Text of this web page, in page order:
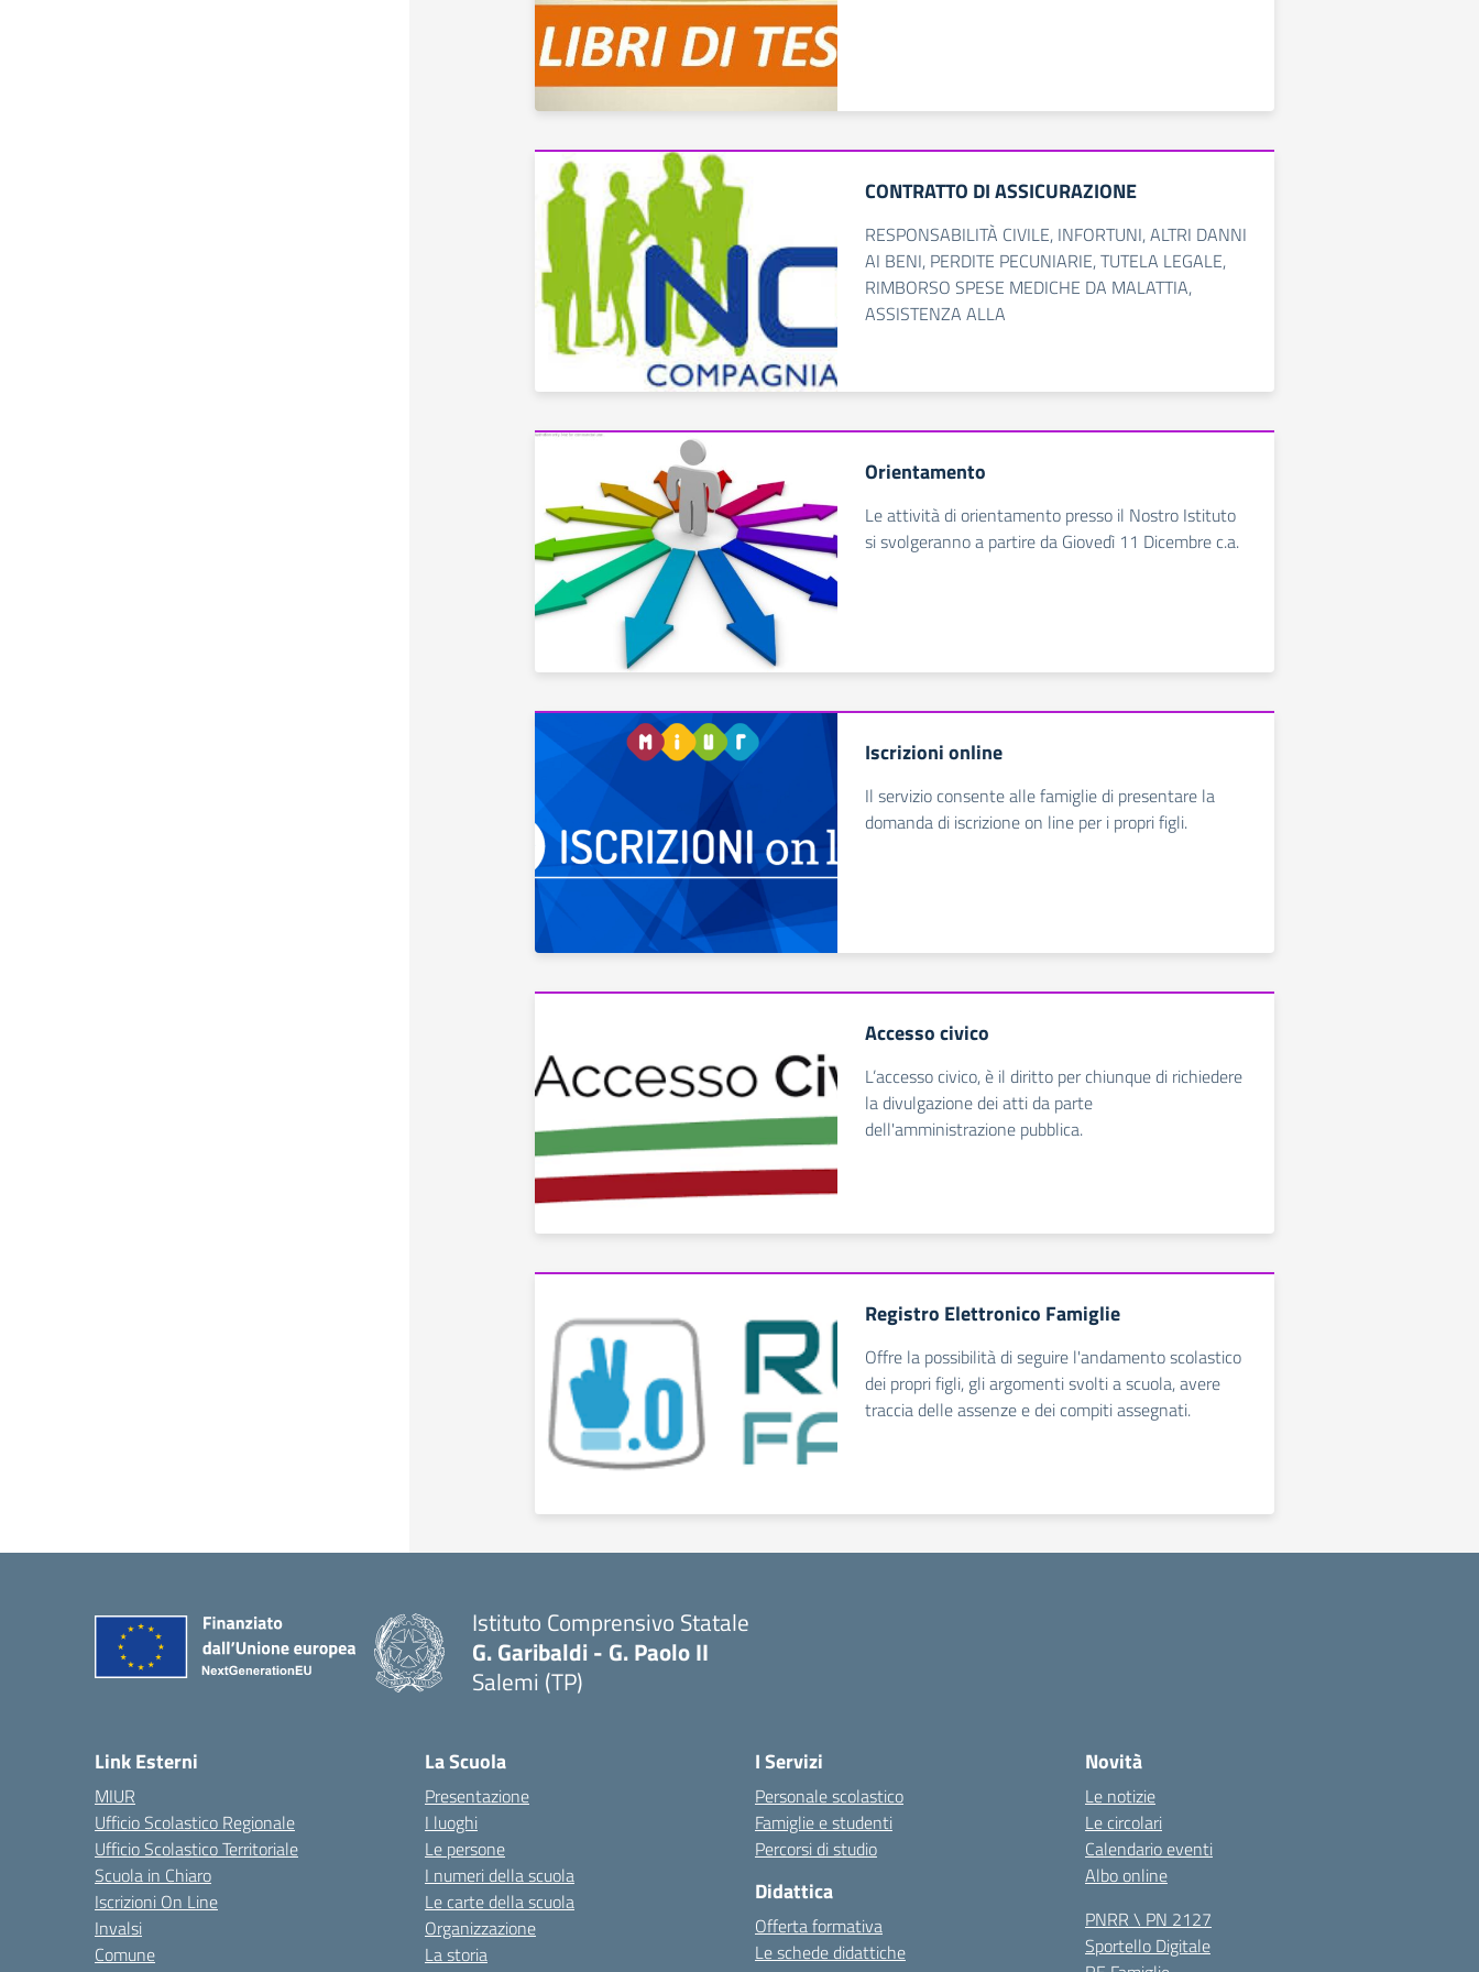
CONTRATTO DI ASSICURAZIONE
RESPONSABILITÀ CIVILE, INFORTUNI, ALTRI DANNI
AI BENI, PERDITE PECUNIARIE, TUTELA LEGALE,
RIMBORSO SPESE MEDICHE DA MALATTIA,
ASSISTENZA ALLA
Orientamento
Le attività di orientamento presso il Nostro Istituto
si svolgeranno a partire da Giovedì 11 Dicembre c.a.
Iscrizioni online
Il servizio consente alle famiglie di presentare la
domanda di iscrizione on line per i propri figli.
Accesso civico
L’accesso civico, è il diritto per chiunque di richiedere
la divulgazione dei atti da parte
dell'amministrazione pubblica.
Registro Elettronico Famiglie
Offre la possibilità di seguire l'andamento scolastico
dei propri figli, gli argomenti svolti a scuola, avere
traccia delle assenze e dei compiti assegnati.
Istituto Comprensivo Statale
G. Garibaldi - G. Paolo II
Salemi (TP)
Link Esterni
MIUR
Ufficio Scolastico Regionale
Ufficio Scolastico Territoriale
Scuola in Chiaro
Iscrizioni On Line
Invalsi
Comune
La Scuola
Presentazione
I luoghi
Le persone
I numeri della scuola
Le carte della scuola
Organizzazione
La storia
I Servizi
Personale scolastico
Famiglie e studenti
Percorsi di studio
Didattica
Offerta formativa
Le schede didattiche
Novità
Le notizie
Le circolari
Calendario eventi
Albo online
PNRR \ PN 2127
Sportello Digitale